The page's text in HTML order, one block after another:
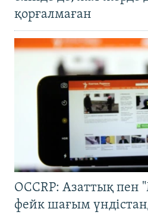
қорғалмаған
OCCRP: Азаттық пен
фейк шағым